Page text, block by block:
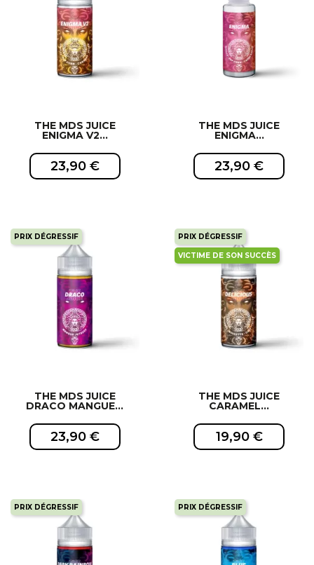
THE MDS JUICE
ENIGMA V2...
23,90 €
EXCLUSIVITÉ WEB !
THE MDS JUICE
ENIGMA...
23,90 €
EXCLUSIVITÉ WEB !
PRIX DÉGRESSIF
THE MDS JUICE
DRACO MANGUE...
23,90 €
EXCLUSIVITÉ WEB !
PRIX DÉGRESSIF
THE MDS JUICE
CARAMEL...
19,90 €
EXCLUSIVITÉ WEB !
VICTIME DE SON SUCCÈS
PRIX DÉGRESSIF PRIX DÉGRESSIF